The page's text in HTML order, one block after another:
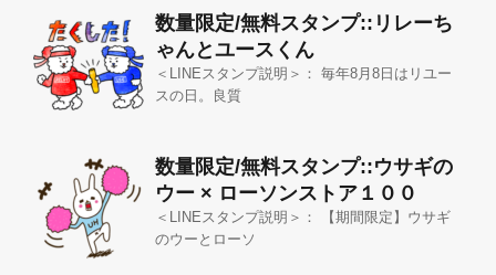
数量限定/無料スタンプ::リレーち
ゃんとユースくん
＜LINEスタンプ説明＞： 毎年8月8日はリユー
スの日。良質
数量限定/無料スタンプ::ウサギの
ウー × ローソンストア１００
＜LINEスタンプ説明＞： 【期間限定】ウサギ
のウーとローソ